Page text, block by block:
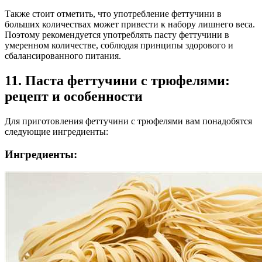
Также стоит отметить, что употребление феттучини в
больших количествах может привести к набору лишнего веса.
Поэтому рекомендуется употреблять пасту феттучини в
умеренном количестве, соблюдая принципы здорового и
сбалансированного питания.
11. Паста феттучини с трюфелями:
рецепт и особенности
Для приготовления феттучини с трюфелями вам понадобятся
следующие ингредиенты:
Ингредиенты: